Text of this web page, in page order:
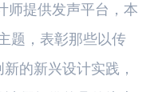
师提供发声平台，本
题，表彰那些以传
的新兴设计实践，